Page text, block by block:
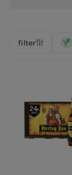
filter